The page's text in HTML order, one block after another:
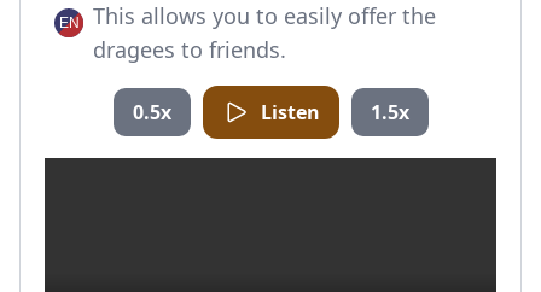
This allows you to easily offer the
dragees to friends.
0.5x Listen 1.5x